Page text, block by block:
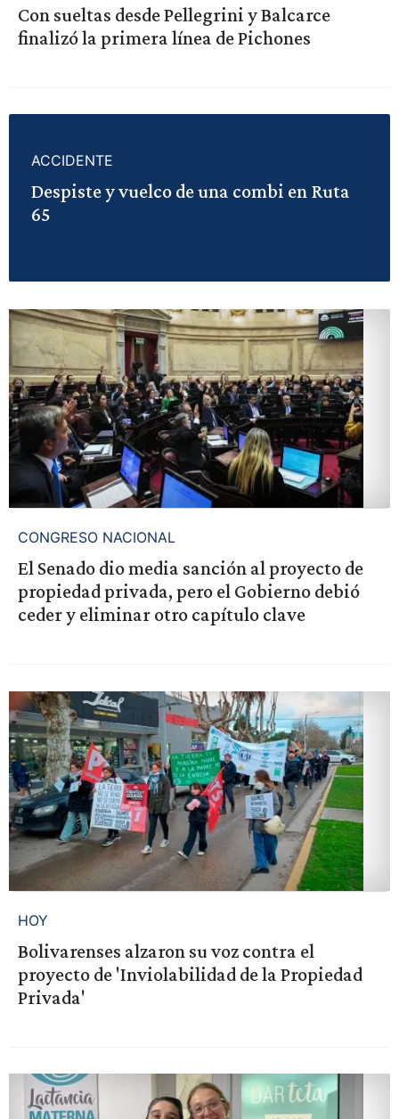
Con sueltas desde Pellegrini y Balcarce
finalizó la primera línea de Pichones
ACCIDENTE
Despiste y vuelco de una combi en Ruta
65
CONGRESO NACIONAL
El Senado dio media sanción al proyecto de
propiedad privada, pero el Gobierno debió
ceder y eliminar otro capítulo clave
HOY
Bolivarenses alzaron su voz contra el
proyecto de 'Inviolabilidad de la Propiedad
Privada'